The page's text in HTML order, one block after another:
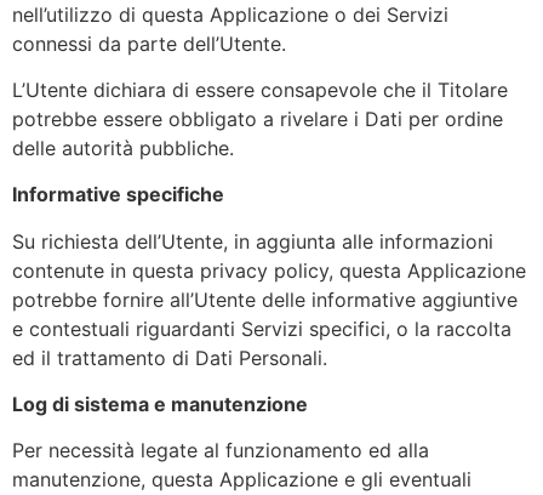
nell’utilizzo di questa Applicazione o dei Servizi
connessi da parte dell’Utente.
L’Utente dichiara di essere consapevole che il Titolare
potrebbe essere obbligato a rivelare i Dati per ordine
delle autorità pubbliche.
Informative specifiche
Su richiesta dell’Utente, in aggiunta alle informazioni
contenute in questa privacy policy, questa Applicazione
potrebbe fornire all’Utente delle informative aggiuntive
e contestuali riguardanti Servizi specifici, o la raccolta
ed il trattamento di Dati Personali.
Log di sistema e manutenzione
Per necessità legate al funzionamento ed alla
manutenzione, questa Applicazione e gli eventuali